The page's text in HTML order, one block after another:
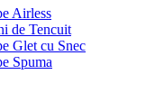
Airless
de Tencuit
Glet cu Snec
Spuma